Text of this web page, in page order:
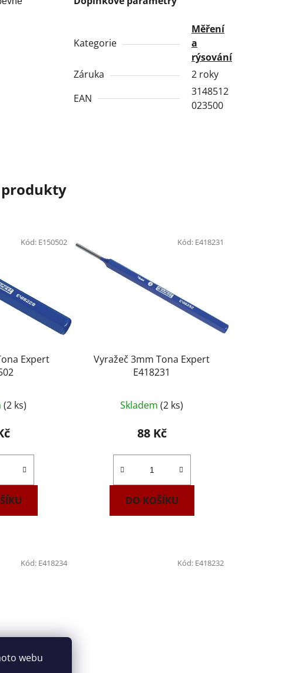
webu
Kategorie
Měření
a
rýsování
Záruka
2 roky
EAN
3148512
023500
produkty
Expert
(2 ks)
Kód: E150502
Vyražeč 3mm Tona Expert
E418231
Skladem(2 ks)
88 Kč
DO KOŠÍKU
Kód: E418231
Kód: E418234 Kód: E418232